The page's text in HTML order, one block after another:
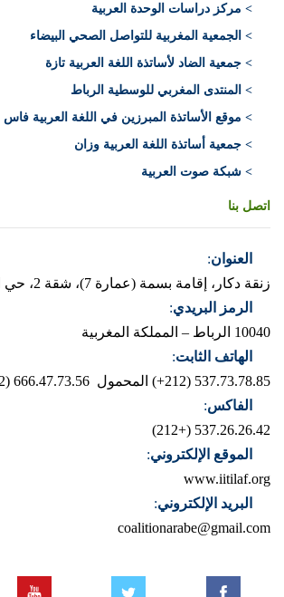
> مركز دراسات الوحدة العربية
> الجمعية المغربية للتواصل الصحي البيضاء
> جمعية الضاد لأساتذة اللغة العربية تازة
> المنتدى المغربي للوسطية الرباط
> موقع الأساتذة المبرزين في اللغة العربية فاس
> جمعية أساتذة اللغة العربية وزان
> شبكة صوت العربية
اتصل بنا
العنوان:
زنقة دكار، إقامة بسمة (عمارة 7)، شقة 2، حي المحيط – الرباط
الرمز البريدي:
10040 الرباط – المملكة المغربية
الهاتف الثابت:
537.73.78.85 (212+)
المحمول 666.47.73.56 (212+)
الفاكس:
537.26.26.42 (+212)
الموقع الإلكتروني:
www.iitilaf.org
البريد الإلكتروني:
coalitionarabe@gmail.com